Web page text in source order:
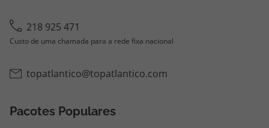
218 925 471
Custo de uma chamada para a rede fixa nacional
topatlantico@topatlantico.com
Pacotes Populares